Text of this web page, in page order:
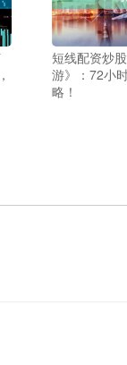
短线配资炒
游》：72小
略！